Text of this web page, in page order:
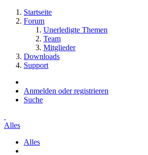
Startseite
Forum
Unerledigte Themen
Team
Mitglieder
Downloads
Support
Anmelden oder registrieren
Suche
Alles
Alles